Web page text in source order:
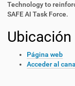
Technology to
SAFE AI Task Force.
Ubicación
Página web
Acceder al canal